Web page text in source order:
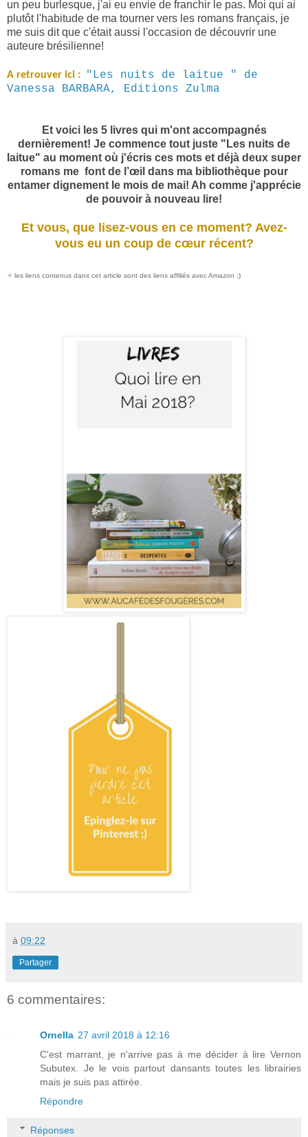
un peu burlesque, j'ai eu envie de franchir le pas. Moi qui ai
plutôt l'habitude de ma tourner vers les romans français, je
me suis dit que c'était aussi l'occasion de découvrir une
auteure brésilienne!
A retrouver ici :
"Les nuits de laitue " de
Vanessa BARBARA, Editions Zulma
Et voici les 5 livres qui m'ont accompagnés
dernièrement! Je commence tout juste "Les nuits de
laitue" au moment où j'écris ces mots et déjà deux super
romans me font de l’œil dans ma bibliothèque pour
entamer dignement le mois de mai! Ah comme j'apprécie
de pouvoir à nouveau lire!
Et vous, que lisez-vous en ce moment? Avez-
vous eu un coup de cœur récent?
✧ les liens contenus dans cet article sont des liens affiliés avec Amazon ;)
à 09:22
Partager
6 commentaires:
Ornella 27 avril 2018 à 12:16
C'est marrant, je n'arrive pas à me décider à lire Vernon
Subutex. Je le vois partout dansants toutes les librairies
mais je suis pas attirée.
Répondre
Réponses